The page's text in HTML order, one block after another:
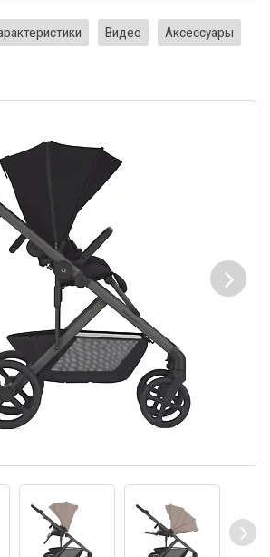
Видео Аксессуары